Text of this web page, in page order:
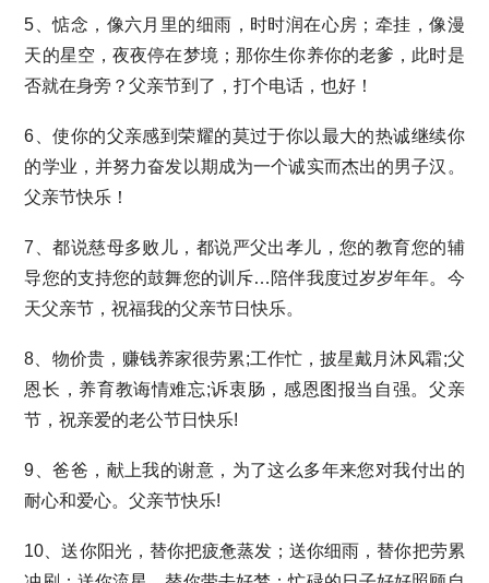
5、惦念，像六月里的细雨，时时润在心房；牵挂，像漫
天的星空，夜夜停在梦境；那你生你养你的老爹，此时是
否就在身旁？父亲节到了，打个电话，也好！
6、使你的父亲感到荣耀的莫过于你以最大的热诚继续你
的学业，并努力奋发以期成为一个诚实而杰出的男子汉。
父亲节快乐！
7、都说慈母多败儿，都说严父出孝儿，您的教育您的辅
导您的支持您的鼓舞您的训斥…陪伴我度过岁岁年年。今
天父亲节，祝福我的父亲节日快乐。
8、物价贵，赚钱养家很劳累;工作忙，披星戴月沐风霜;父
恩长，养育教诲情难忘;诉衷肠，感恩图报当自强。父亲
节，祝亲爱的老公节日快乐!
9、爸爸，献上我的谢意，为了这么多年来您对我付出的
耐心和爱心。父亲节快乐!
10、送你阳光，替你把疲惫蒸发；送你细雨，替你把劳累